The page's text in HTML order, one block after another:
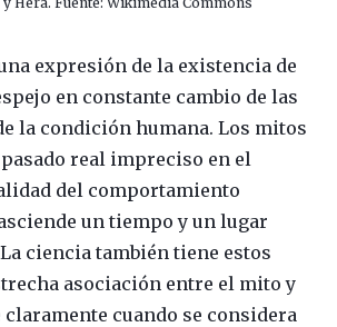
expresión de la existencia de
en constante cambio de las
la condición humana. Los mitos
pasado real impreciso en el
del comportamiento
un tiempo y un lugar
ciencia también tiene estos
asociación entre el mito y
claramente cuando se considera